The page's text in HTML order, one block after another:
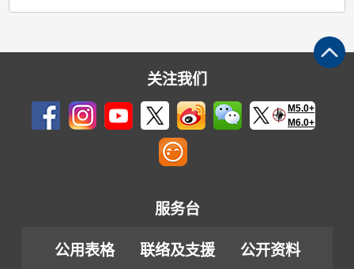
关注我们
M5.0+
M6.0+
服务台
公用表格 联络及支援
公开资料